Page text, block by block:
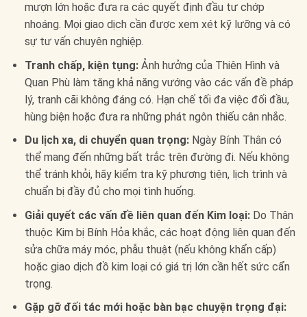
mượn lớn hoặc đưa ra các quyết định đầu tư chớp
nhoáng. Mọi giao dịch cần được xem xét kỹ lưỡng và có
sự tư vấn chuyên nghiệp.
Tranh chấp, kiện tụng:Ảnh hưởng của Thiên Hình và
Quan Phù làm tăng khả năng vướng vào các vấn đề pháp
lý, tranh cãi không đáng có. Hạn chế tối đa việc đối đầu,
hùng biện hoặc đưa ra những phát ngôn thiếu cân nhắc.
Du lịch xa, di chuyển quan trọng:Ngày Bính Thân có
thể mang đến những bất trắc trên đường đi. Nếu không
thể tránh khỏi, hãy kiểm tra kỹ phương tiện, lịch trình và
chuẩn bị đầy đủ cho mọi tình huống.
Giải quyết các vấn đề liên quan đến Kim loại:Do Thân
thuộc Kim bị Bính Hỏa khắc, các hoạt động liên quan đến
sửa chữa máy móc, phẫu thuật (nếu không khẩn cấp)
hoặc giao dịch đồ kim loại có giá trị lớn cần hết sức cẩn
trọng.
Gặp gỡ đối tác mới hoặc bàn bạc chuyện trọng đại: